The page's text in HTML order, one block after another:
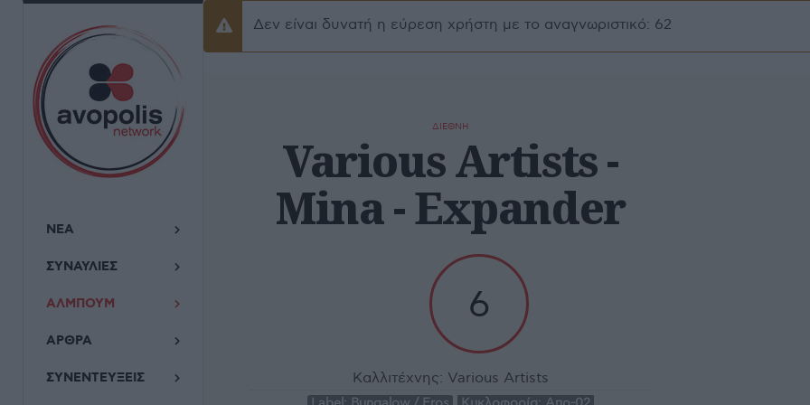
ΝΕΑ
ΣΥΝΑΥΛΙΕΣ
ΑΛΜΠΟΥΜ
ΑΡΘΡΑ
ΣΥΝΕΝΤΕΥΞΕΙΣ
Προειδοποίσηση
Δεν είναι δυνατή η εύρεση χρήστη με το αναγνωριστικό: 62
ΔΙΕΘΝΗ
Various Artists -
Mina - Expander
6
Καλλιτέχνης: Various Artists